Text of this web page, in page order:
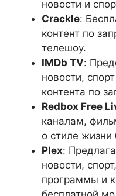
новости и
Crackle:
контент по
телешоу.
IMDb TV:
новости,
контента по
Redbox Free
каналам,
о стиле жизни
Plex:
новости,
программы и